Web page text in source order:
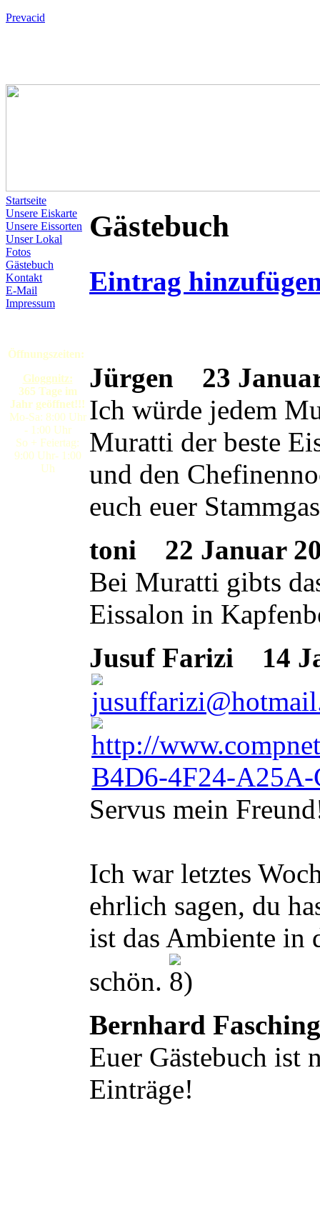
Prevacid
Startseite
Unsere Eiskarte
Unsere Eissorten
Unser Lokal
Fotos
Gästebuch
Kontakt
E-Mail
Impressum
Öffnungszeiten:
Gloggnitz:
365 Tage im
Jahr geöffnet!!!
Mo-Sa: 8:00 Uhr
- 1:00 Uhr
So + Feiertag:
9:00 Uhr- 1:00
Uh
Gästebuch
Eintrag
Jürgen
23
Ich würde jedem
Muratti der beste
und den
euch euer
toni
22 Januar
Bei Muratti gibts
Eissalon in
Jusuf Farizi
14
Servus mein
Ich war letztes
ehrlich sagen, du
ist das Ambiente in
schön.
Bernhard Fasching
Euer Gästebuch ist
Einträge!